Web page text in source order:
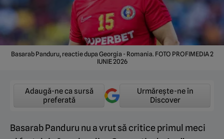
Basarab Panduru, reactie dupa Georgia - Romania. FOTO PROFIMEDIA 2
IUNIE 2026
Adaugă-ne ca sursă
preferată
Urmărește-ne în
Discover
Basarab Panduru nu a vrut să critice primul meci